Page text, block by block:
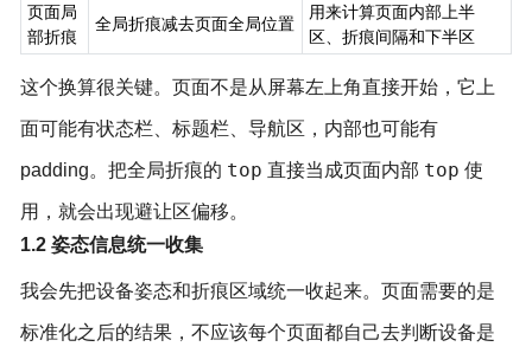
页面局
部折痕
全局折痕减去页面全局位置
用来计算页面内部上半
区、折痕间隔和下半区
这个换算很关键。页面不是从屏幕左上角直接开始，它上
面可能有状态栏、标题栏、导航区，内部也可能有
padding。把全局折痕的 top 直接当成页面内部 top 使
用，就会出现避让区偏移。
1.2 姿态信息统一收集
我会先把设备姿态和折痕区域统一收起来。页面需要的是
标准化之后的结果，不应该每个页面都自己去判断设备是